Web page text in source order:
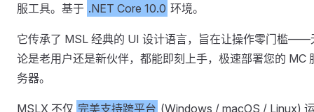
服工具。基于 .NET Core 10.0 环境。
它传承了 MSL 经典的 UI 设计语言，旨在让操作零门槛——
论是老用户还是新伙伴，都能即刻上手，极速部署您的 MC
务器。
MSLX 不仅 完美支持跨平台 (Windows / macOS / Linux)